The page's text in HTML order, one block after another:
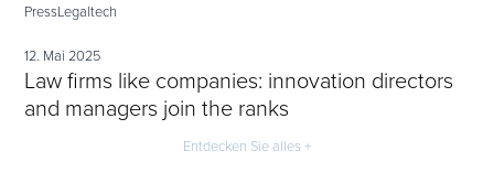
PressLegaltech
12. Mai 2025
Law firms like companies: innovation directors
and managers join the ranks
Entdecken Sie alles +